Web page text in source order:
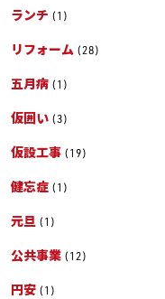
ランチ (1)
リフォーム (28)
五月病 (1)
仮囲い (3)
仮設工事 (19)
健忘症 (1)
元旦 (1)
公共事業 (12)
円安 (1)